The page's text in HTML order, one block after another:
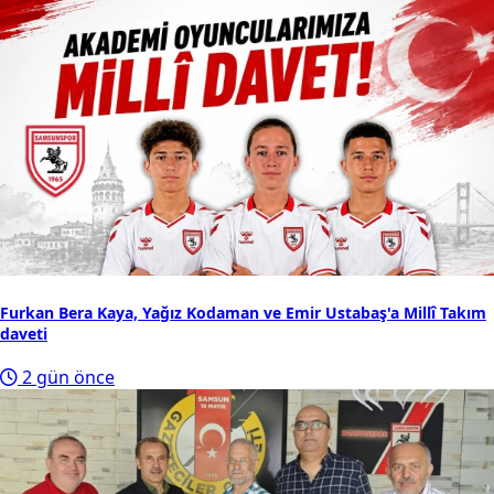
Furkan Bera Kaya, Yağız Kodaman ve Emir Ustabaş'a Millî Takım
daveti
2 gün önce